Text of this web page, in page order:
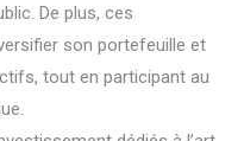
De plus, ces
son portefeuille et
tout en participant au